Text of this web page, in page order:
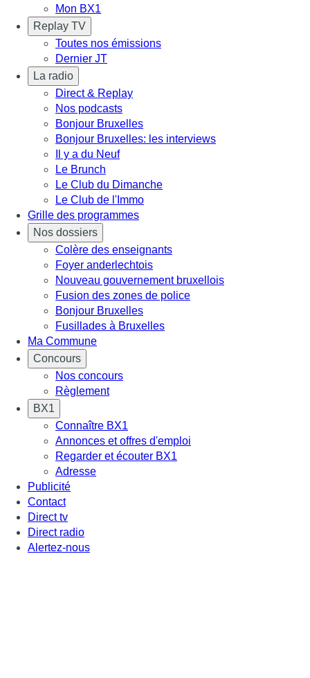
Mon BX1
Replay TV
Toutes nos émissions
Dernier JT
La radio
Direct & Replay
Nos podcasts
Bonjour Bruxelles
Bonjour Bruxelles: les interviews
Il y a du Neuf
Le Brunch
Le Club du Dimanche
Le Club de l'Immo
Grille des programmes
Nos dossiers
Colère des enseignants
Foyer anderlechtois
Nouveau gouvernement bruxellois
Fusion des zones de police
Bonjour Bruxelles
Fusillades à Bruxelles
Ma Commune
Concours
Nos concours
Règlement
BX1
Connaître BX1
Annonces et offres d'emploi
Regarder et écouter BX1
Adresse
Publicité
Contact
Direct tv
Direct radio
Alertez-nous